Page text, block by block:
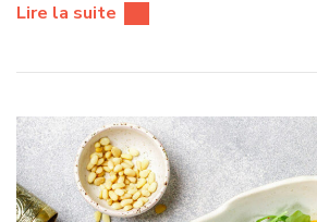
Lire la suite